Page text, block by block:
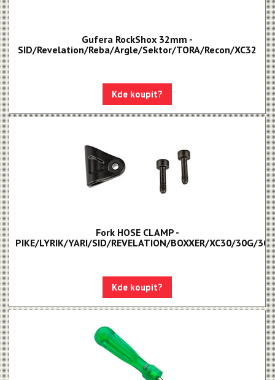
Gufera RockShox 32mm -
SID/Revelation/Reba/Argle/Sektor/TORA/Recon/XC32
Kde koupit?
Fork HOSE CLAMP -
PIKE/LYRIK/YARI/SID/REVELATION/BOXXER/XC30/30G/
Kde koupit?